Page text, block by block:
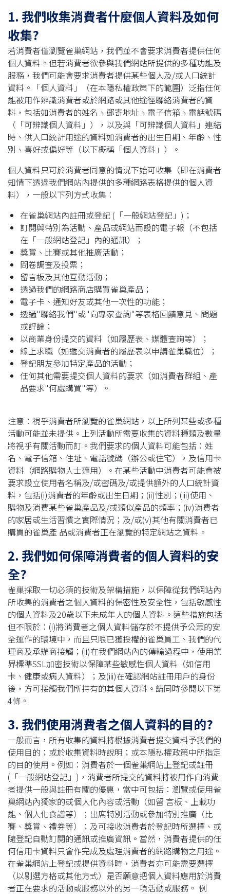
1. 我們收集消費者什麼個人資料及如何
收集?
若消費者僅瀏覽雀巢網站，我們並不會要求消費者提供任何
個人資料。但若消費者欲參與我們網站所提供的多種功能及
服務，我們可能會要求消費者提供某些個人及/或人口統計
資料。「個人資料」（在本隱私權政策下的範圍）泛指任何
能被用作辨識消費者或於網路或其他途徑聯絡消費者的資
料，包括如消費者的姓名、郵寄地址、電子信箱、電話號碼
（「可辨識個人資料」），以及與「可辨識個人資料」連結
時、供人口統計用途的資料如消費者的出生日期、年齡、性
別、喜好或偏好等（以下概稱「個人資料」）。
個人資料只可於消費者同意的情況下始可收集（即在消費者
知情下透過我們網站內提供的多種網路表格提供的個人資
料），一般以下列方式收集：
在雀巢網站內註冊或登記 (「一般網站登記」)；
訂閱與特別為活動、產品或網站而設的電子報（不包括
在「一般網站登記」內的通訊）；
獎賞、比賽或其他推廣活動；
問卷調查及投票；
留言板及其他互動活動；
透過我們的網路商店購買雀巢產品；
電子卡、通知好友或其他一次性的功能；
透過"聯絡我們"或"向專家查詢"等表格回饋意見、問題
或評論；
以商業身份提交的資料（如履歷表、媒體查詢等）；
線上求職（如遞交消費者的履歷表以申請雀巢職位）；
登記朋友參加特定產品的活動；
任何其他需要提交個人資料的要求（如消費者群組、產
品要求"何處購買"等）。
注意：視乎消費者所瀏覽的雀巢網站，以上所列某些或多種
活動可能並未提供。上列活動所需要收集的資料種類及數量
將視乎有關活動而訂。我們要求的個人資料可能包括：姓
名、電子信箱、住址、電話號碼（辦公或住宅），及信用卡
資料（網路購物人士適用）。在某些活動中消費者可能會被
要求設立使用者名稱及/或密碼及/或提供額外的人口統計資
料，包括(i)消費者的年齡或出生日期；(ii)性別；(iii)使用、
購物及消費某些雀巢產品及/或類似產品的頻率；(iv)消費者
的家居或生活習慣之實際情況；及/或(v)其他有關消費者已
購買的雀巢產 品或消費者正在瀏覽的特定網站之資料。
2. 我們如何保障消費者的個人資料的安
全?
雀巢採取一切必須的技術及架構措施，以保障從我們網站內
所收集的消費者之個人資料的保密性及安全性，包括敏感性
的個人資料及20歲以下未成年人的個人資料。這些措施包括
但不限於：(i)將消費者之個人資料儲存於不提供予公眾的安
全運作的環境中，而且只限已獲授權的雀巢員工、我們的代
理商及承辦商接觸；(ii)在我們網站內的傳輸過程中，使用業
界標準SSL加密技術以保障某些敏感性個人資料（如信用
卡、健康或病人資料）；及(iii)在確認網站註冊用戶的身份
後，方可接觸我們所持有的其個人資料。請同時參閱以下第
4條。
3. 我們使用消費者之個人資料的目的?
一般而言，所有收集的資料將根據消費者提交資料予我們的
使用目的；或於收集資料時說明；或本隱私權政策中所指定
的目的使用。例如：消費者於一個雀巢網站上登記或註冊
(「一般網站登記」)，消費者所提交的資料將被用作向消費
者提供一般與註冊有關的優惠，當中可包括：瀏覽或使用雀
巢網站內獨家的或個人化內容或活動（如留 言板、上載功
能、個人化食譜等）；出席特別活動或參加特別推廣（比
賽、獎賞、禮券等）；及可接收消費者於登記時所選擇、或
隨登記自動訂閱的通訊或推廣資訊。當然，消費者提供的任
何信用卡資料只會作完成及處理消費者的網路購物之用途。
在雀巢網站上登記或提供資料時，消費者亦可能需要選擇
（以剔選方格或其他方式）是否願意把個人資料應用於消費
者正在要求的活動或服務以外的另一項活動或服務。 例